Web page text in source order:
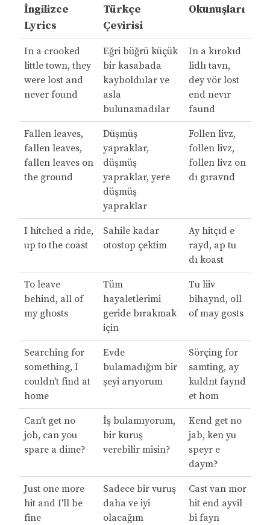
İngilizce
Lyrics
Türkçe
Çevirisi
Okunuşları
In a crooked
little town, they
were lost and
never found
Eğri büğrü küçük
bir kasabada
kayboldular ve
asla
bulunamadılar
In a kırokıd
lidlı tavn,
dey vör lost
end nevır
faund
Fallen leaves,
fallen leaves,
fallen leaves on
the ground
Düşmüş
yapraklar,
düşmüş
yapraklar, yere
düşmüş
yapraklar
Follen livz,
follen livz,
follen livz on
dı gıravnd
I hitched a ride,
up to the coast
Sahile kadar
otostop çektim
Ay hitçıd e
rayd, ap tu
dı koast
To leave
behind, all of
my ghosts
Tüm
hayaletlerimi
geride bırakmak
için
Tu liiv
bihaynd, oll
of may gosts
Searching for
something, I
couldn't find at
home
Evde
bulamadığım bir
şeyi arıyorum
Sörçing for
samting, ay
kuldnt faynd
et hom
Can't get no
job, can you
spare a dime?
İş bulamıyorum,
bir kuruş
verebilir misin?
Kend get no
jab, ken yu
speyr e
daym?
Just one more
hit and I'll be
fine
Sadece bir vuruş
daha ve iyi
olacağım
Cast van mor
hit end ayvil
bi fayn